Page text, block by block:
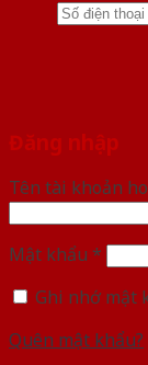
Đăng nhập
Tên tài khoản
Mật khẩu *
Ghi nhớ mật
Quên mật khẩu?